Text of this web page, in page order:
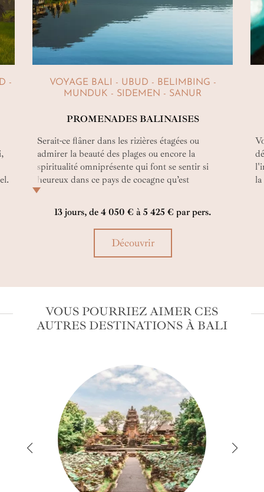
-
VOYAGE BALI - UBUD - BELIMBING -
MUNDUK - SIDEMEN - SANUR
PROMENADES BALINAISES
Serait-ce flâner dans les rizières étagées ou
admirer la beauté des plages ou encore la
spiritualité omniprésente qui font se sentir si
heureux dans ce pays de cocagne qu’est
l’Indonésie ? Vous le saurez surement après ce
beau voyage aux accents culturels dont les
balades vous feront pénétrer au cœur de l’âme
13 jours, de 4 050 € à 5 425 € par pers.
Découvrir
la
VOUS POURRIEZ AIMER CES
AUTRES DESTINATIONS À BALI